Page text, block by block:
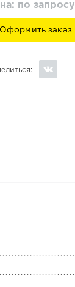
по запросу
Оформить заказ